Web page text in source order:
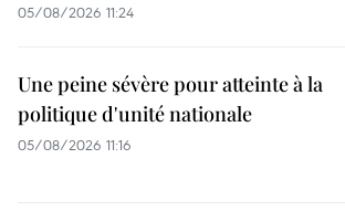
05/08/2026 11:24
Une peine sévère pour atteinte à la
politique d'unité nationale
05/08/2026 11:16